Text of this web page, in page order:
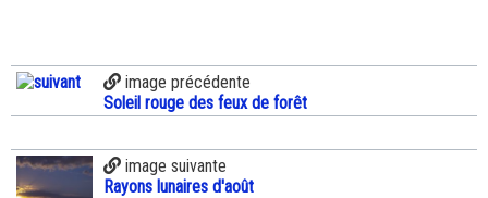
image précédente
Soleil rouge des feux de forêt
image suivante
Rayons lunaires d'août